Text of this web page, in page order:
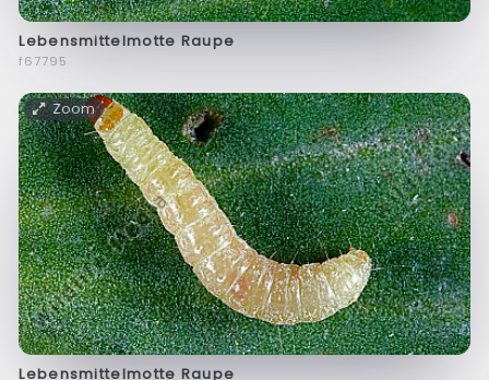
Lebensmittelmotte Raupe
f67795
Zoom
Lebensmittelmotte Raupe